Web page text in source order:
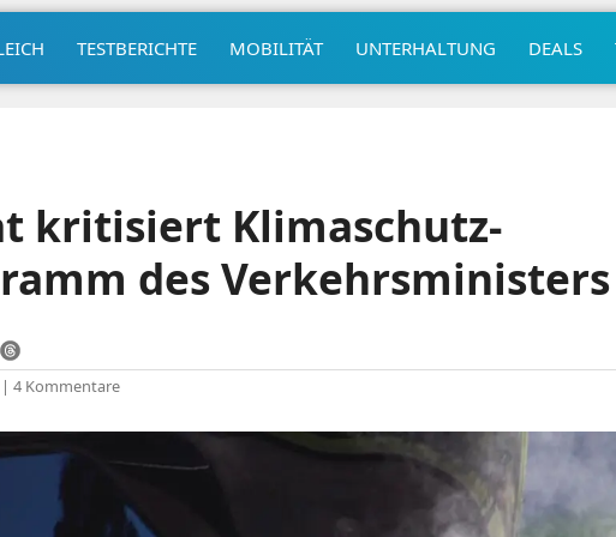
TESTBERICHTE MOBILITÄT UNTERHALTUNG DEALS
kritisiert Klimaschutz-
des Verkehrsministers
4 Kommentare